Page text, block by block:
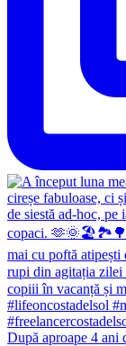
După aproape 4 ani